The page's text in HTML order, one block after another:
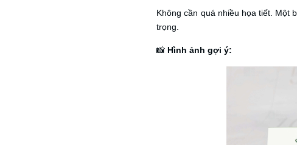
Không cần quá nhiều họa tiết. Một
trọng.
📸 Hình ảnh gợi ý: